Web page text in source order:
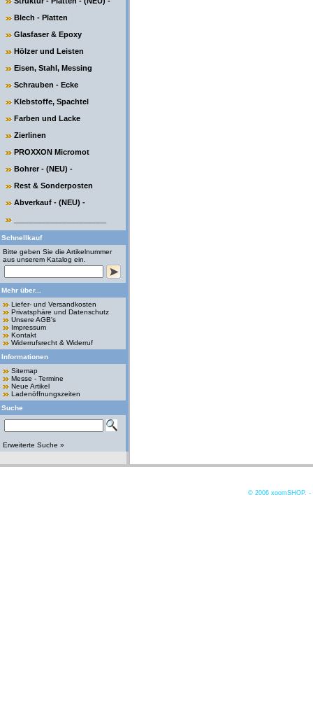
Blech - Platten
Glasfaser & Epoxy
Hölzer und Leisten
Eisen, Stahl, Messing
Schrauben - Ecke
Klebstoffe, Spachtel
Farben und Lacke
Zierlinen
PROXXON Micromot
Bohrer - (NEU) -
Rest & Sonderposten
Abverkauf - (NEU) -
Schnellkauf
Bitte geben Sie die Artikelnummer
aus unserem Katalog ein.
Mehr über...
Liefer- und Versandkosten
Privatsphäre und Datenschutz
Unsere AGB's
Impressum
Kontakt
Widerrufsrecht & Widerruf
Informationen
Sitemap
Messe - Termine
Neue Artikel
Ladenöffnungszeiten
Suche
Erweiterte Suche »
© 2006 xoomSHOP. -